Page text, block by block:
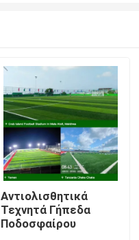
Αντιολισθητικά
Τεχνητά Γήπεδα
Ποδοσφαίρου